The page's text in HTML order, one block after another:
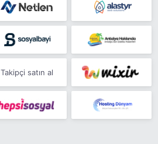
Takipçi satın al